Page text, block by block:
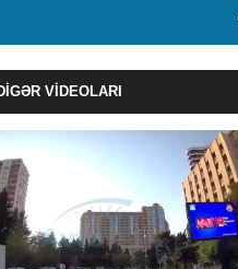
VIDEOLARI